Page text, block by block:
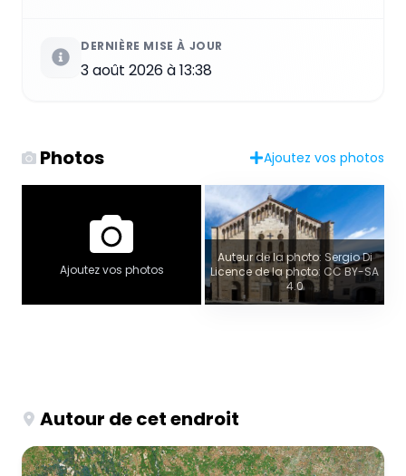
DERNIÈRE MISE À JOUR
3 août 2026 à 13:38
Photos Ajoutez vos photos
Ajoutez vos photos
Auteur de la photo: Sergio Di
Licence de la photo: CC BY-SA
4.0
Autour de cet endroit